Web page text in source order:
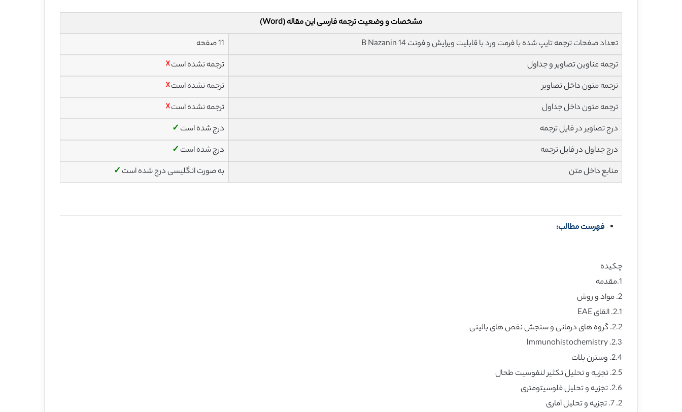
مشخصات و وضعیت ترجمه فارسی این مقاله (Word)
تعداد صفحات ترجمه تایپ شده با فرمت ورد با قابلیت ویرایش و فونت 14 B Nazanin
11 صفحه
ترجمه عناوین تصاویر و جداول
ترجمه نشده است☓
ترجمه متون داخل تصاویر
ترجمه نشده است☓
ترجمه متون داخل جداول
ترجمه نشده است☓
درج تصاویر در فایل ترجمه
درج شده است ✓
درج جداول در فایل ترجمه
درج شده است ✓
منابع داخل متن
به صورت انگلیسی درج شده است ✓
فهرست مطالب:
چکیده
1.مقدمه
2. مواد و روش
2.1. القای EAE
2.2. گروه های درمانی و سنجش نقص های بالینی
2.3. lmmunohistochemistry
2.4. وسترن بلات
2.5. تجزیه و تحلیل تکثیر لنفوسیت طحال
2.6. تجزیه و تحلیل فلوسیتومتری
2. 7. تجزیه و تحلیل آماری